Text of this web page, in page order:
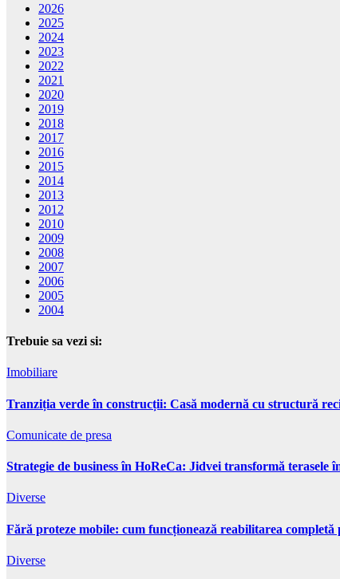
2026
2025
2024
2023
2022
2021
2020
2019
2018
2017
2016
2015
2014
2013
2012
2010
2009
2008
2007
2006
2005
2004
Trebuie sa vezi si:
Imobiliare
Tranziția verde în construcții: Casă modernă cu structură
Comunicate de presa
Strategie de business în HoReCa: Jidvei transformă
Diverse
Fără proteze mobile: cum funcționează reabilitarea
Diverse